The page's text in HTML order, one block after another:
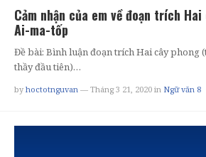
Cảm nhận của em về đoạn trích
Ai-ma-tốp
Đề bài: Bình luận đoạn trích Hai cây phong
thầy đầu tiên)…
by hoctotnguvan — Tháng 3 21, 2020 in Ngữ văn 8